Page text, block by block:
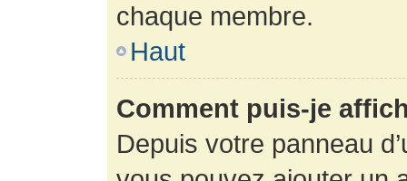
chaque membre.
Haut
Comment puis-je
Depuis votre panneau